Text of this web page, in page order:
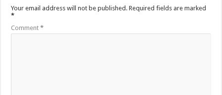
Your email address will not be published. Required fields are marked
*
Comment*